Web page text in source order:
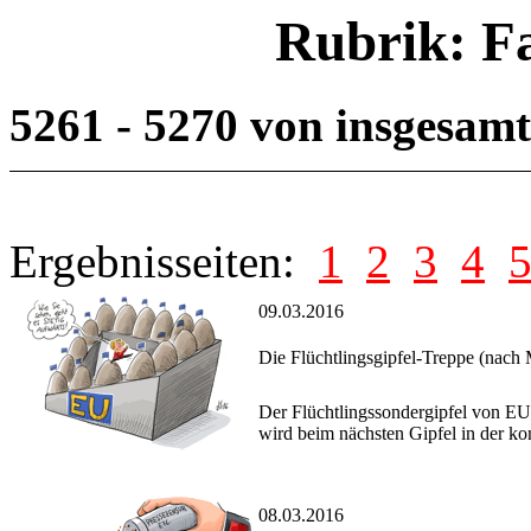
Rubrik:
5261 - 5270 von
Ergebnisseiten: 1 2 3 4 5
09.03.2016
Die Flüchtlingsgipfel-Treppe (nach
Der Flüchtlingssondergipfel von
wird beim nächsten Gipfel in der
08.03.2016